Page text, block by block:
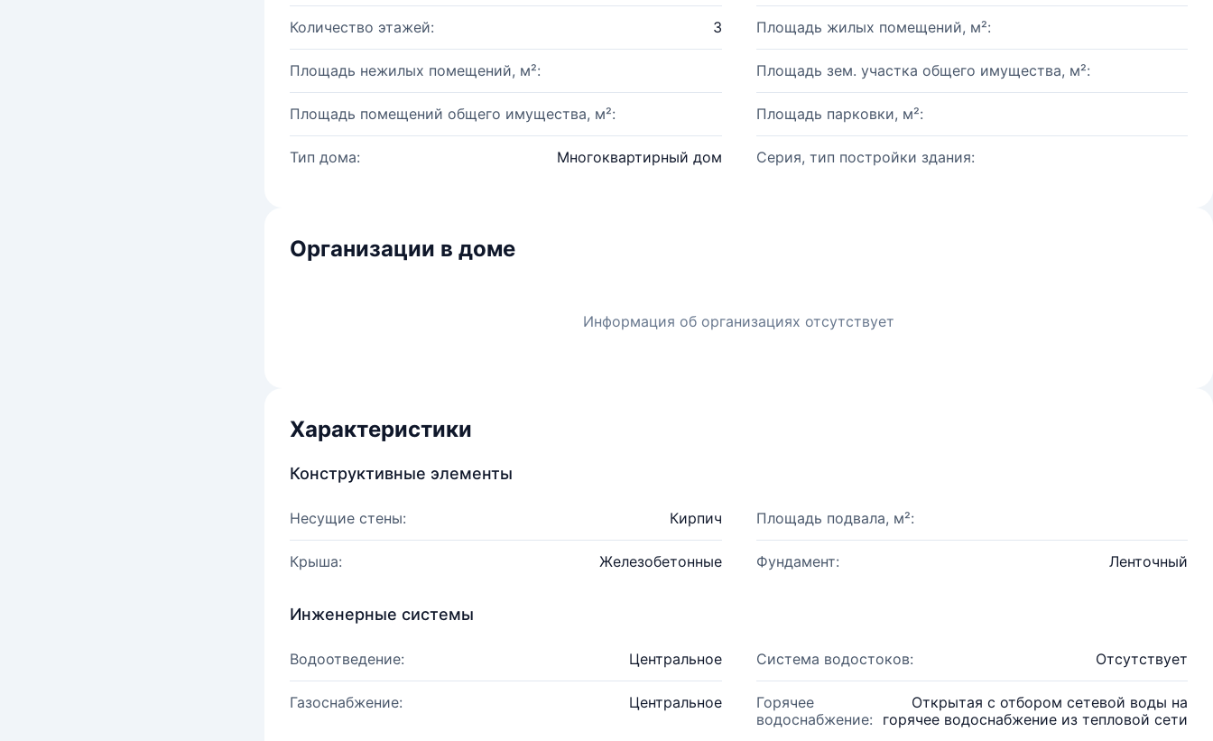
Количество этажей: 3 Площадь жилых помещений, м²:
Площадь нежилых помещений, м²: Площадь зем. участка общего имущества, м²:
Площадь помещений общего имущества, м²: Площадь парковки, м²:
Тип дома: Многоквартирный дом Серия, тип постройки здания:
Организации в доме
Информация об организациях отсутствует
Характеристики
Конструктивные элементы
Несущие стены: Кирпич Площадь подвала, м²:
Крыша: Железобетонные Фундамент: Ленточный
Инженерные системы
Водоотведение: Центральное Система водостоков: Отсутствует
Газоснабжение: Центральное
Горячее
водоснабжение:
Открытая с отбором сетевой воды на
горячее водоснабжение из тепловой сети